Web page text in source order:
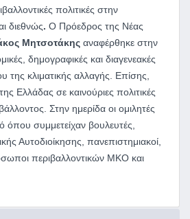
πολιτικές στην
διεθνώς. Ο Πρόεδρος της Νέας
Μητσοτάκης αναφέρθηκε στην
δημογραφικές και διαγενεακές
της κλιματικής αλλαγής. Επίσης,
Ελλάδας σε καινούριες πολιτικές
Στην ημερίδα οι ομιλητές
όπου συμμετείχαν βουλευτές,
Αυτοδιοίκησης, πανεπιστημιακοί,
περιβαλλοντικών ΜΚΟ και